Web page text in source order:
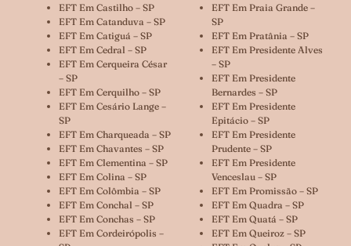
EFT Em Castilho – SP
EFT Em Catanduva – SP
EFT Em Catiguá – SP
EFT Em Cedral – SP
EFT Em Cerqueira César
– SP
EFT Em Cerquilho – SP
EFT Em Cesário Lange –
SP
EFT Em Charqueada – SP
EFT Em Chavantes – SP
EFT Em Clementina – SP
EFT Em Colina – SP
EFT Em Colômbia – SP
EFT Em Conchal – SP
EFT Em Conchas – SP
EFT Em Cordeirópolis –
EFT Em Praia Grande –
SP
EFT Em Pratânia – SP
EFT Em Presidente Alves
– SP
EFT Em Presidente
Bernardes – SP
EFT Em Presidente
Epitácio – SP
EFT Em Presidente
Prudente – SP
EFT Em Presidente
Venceslau – SP
EFT Em Promissão – SP
EFT Em Quadra – SP
EFT Em Quatá – SP
EFT Em Queiroz – SP